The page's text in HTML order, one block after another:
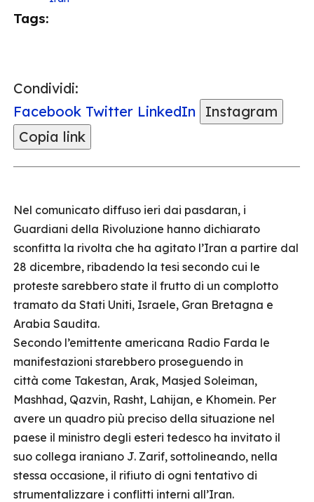
Tags:
Condividi:
Facebook Twitter LinkedIn
Instagram
Copia link
Nel comunicato diffuso ieri dai pasdaran, i
Guardiani della Rivoluzione hanno dichiarato
sconfitta la rivolta che ha agitato l’Iran a partire dal
28 dicembre, ribadendo la tesi secondo cui le
proteste sarebbero state il frutto di un complotto
tramato da Stati Uniti, Israele, Gran Bretagna e
Arabia Saudita.
Secondo l’emittente americana Radio Farda le
manifestazioni starebbero proseguendo in
città come Takestan, Arak, Masjed Soleiman,
Mashhad, Qazvin, Rasht, Lahijan, e Khomein. Per
avere un quadro più preciso della situazione nel
paese il ministro degli esteri tedesco ha invitato il
suo collega iraniano J. Zarif, sottolineando, nella
stessa occasione, il rifiuto di ogni tentativo di
strumentalizzare i conflitti interni all’Iran.